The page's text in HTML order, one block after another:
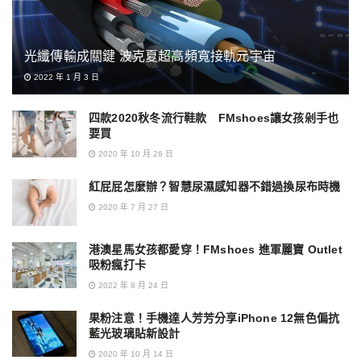
光纖傳輸成關鍵 波克夏超高頻寬接軌元宇宙
2022 年 1 月 3 日
四款2020秋冬流行鞋款 FMshoes讓女孩剁手也
要買
2020 年 10 月 26 日
紅屁屁怎麼辦？智慧尿濕感知器不錯過換尿布時機
2020 年 7 月 27 日
港澳星馬女孩都愛穿！FMshoes 進軍麗寶 Outlet
吸粉瘋打卡
2022 年 8 月 24 日
果粉注意！手機達人芳芳分享iPhone 12無色偏抗
藍光玻璃貼新設計
2020 年 10 月 14 日